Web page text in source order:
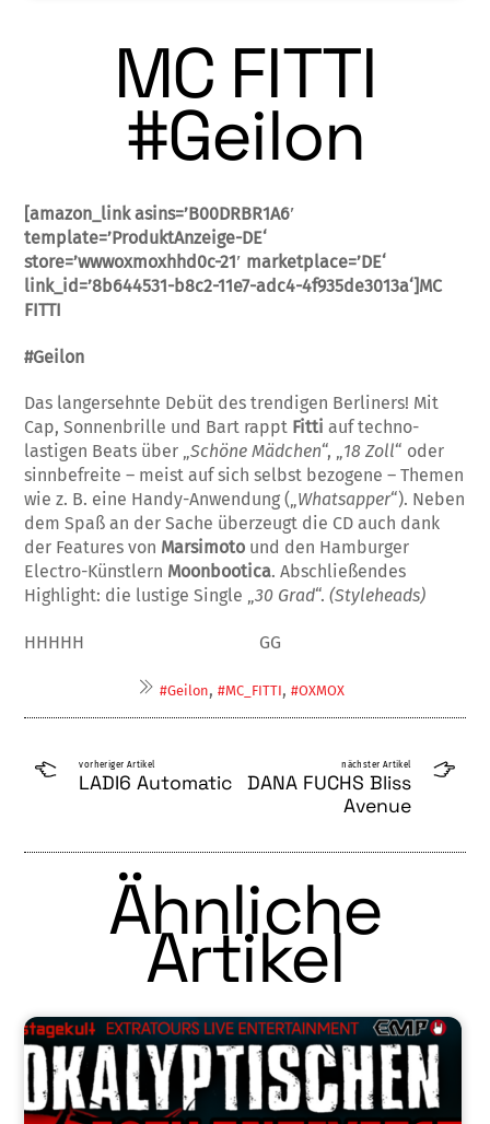
MC FITTI
#Geilon
[amazon_link asins=’B00DRBR1A6′
template=’ProduktAnzeige-DE‘
store=’wwwoxmoxhhd0c-21′ marketplace=’DE‘
link_id=’8b644531-b8c2-11e7-adc4-4f935de3013a‘]MC
FITTI
#Geilon
Das langersehnte Debüt des trendigen Berliners! Mit
Cap, Sonnenbrille und Bart rappt Fitti auf techno-
lastigen Beats über „Schöne Mädchen“, „18 Zoll“ oder
sinnbefreite – meist auf sich selbst bezogene – Themen
wie z. B. eine Handy-Anwendung („Whatsap­per“). Neben
dem Spaß an der Sache überzeugt die CD auch dank
der Featu­res von Marsimoto und den Hambur­ger
Electro-Künstlern Moonbootica. Abschließendes
Highlight: die lustige Single „30 Grad“.(Styleheads)
HHHHH GG
#Geilon,#MC_FITTI,#OXMOX
vorheriger Artikel
LADI6 Automatic
nächster Artikel
DANA FUCHS Bliss
Avenue
Ähnliche
Artikel